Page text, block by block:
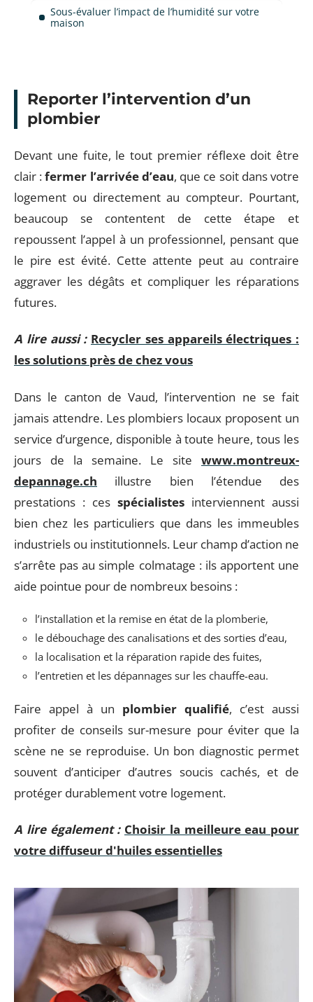
Sous-évaluer l’impact de l’humidité sur votre
maison
Reporter l’intervention d’un
plombier
Devant une fuite, le tout premier réflexe doit être
clair :fermer l’arrivée d’eau, que ce soit dans votre
logement ou directement au compteur. Pourtant,
beaucoup se contentent de cette étape et
repoussent l’appel à un professionnel, pensant que
le pire est évité. Cette attente peut au contraire
aggraver les dégâts et compliquer les réparations
futures.
A lire aussi : Recycler ses appareils électriques :
les solutions près de chez vous
Dans le canton de Vaud, l’intervention ne se fait
jamais attendre. Les plombiers locaux proposent un
service d’urgence, disponible à toute heure, tous les
jours de la semaine. Le site www.montreux-
depannage.ch illustre bien l’étendue des
prestations : ces spécialistes interviennent aussi
bien chez les particuliers que dans les immeubles
industriels ou institutionnels. Leur champ d’action ne
s’arrête pas au simple colmatage : ils apportent une
aide pointue pour de nombreux besoins :
l’installation et la remise en état de la plomberie,
le débouchage des canalisations et des sorties d’eau,
la localisation et la réparation rapide des fuites,
l’entretien et les dépannages sur les chauffe-eau.
Faire appel à un plombier qualifié, c’est aussi
profiter de conseils sur-mesure pour éviter que la
scène ne se reproduise. Un bon diagnostic permet
souvent d’anticiper d’autres soucis cachés, et de
protéger durablement votre logement.
A lire également : Choisir la meilleure eau pour
votre diffuseur d'huiles essentielles